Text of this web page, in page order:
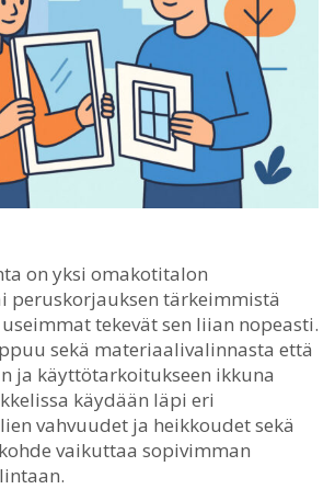
on yksi omakotitalon
peruskorjauksen tärkeimmistä
tekevät sen liian nopeasti.
sekä materiaalivalinnasta että
ja käyttötarkoitukseen ikkuna
käydään läpi eri
vahvuudet ja heikkoudet sekä
vaikuttaa sopivimman